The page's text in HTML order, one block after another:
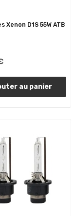
Xenon D1S 55W ATB
au panier